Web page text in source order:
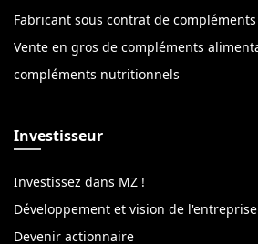
Fabricant sous contrat de
Vente en gros de compléments
compléments nutritionnels
Investisseur
Investissez dans MZ !
Développement et vision de l'entreprise
Devenir actionnaire